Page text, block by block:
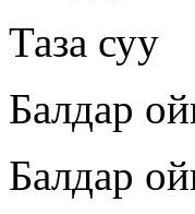
Таза суу
Балдар
Балдар